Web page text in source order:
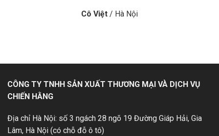
Cô Việt / Hà Nội
CÔNG TY TNHH SẢN XUẤT THƯƠNG MẠI VÀ DỊCH VỤ
CHIẾN HẰNG
Địa chỉ Hà Nội: số 3 ngách 28 ngõ 19 Đường Giáp Hải, Gia
Lâm, Hà Nội (có chỗ đỗ ô tô)